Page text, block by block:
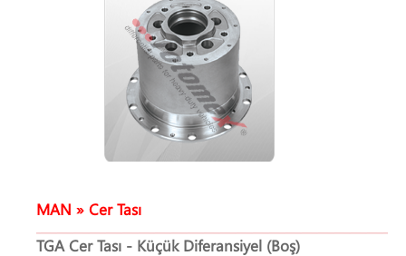
MAN » Cer Tası
TGA Cer Tası - Küçük Diferansiyel (Boş)